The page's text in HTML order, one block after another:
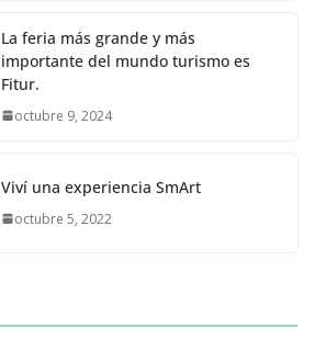
La feria más grande y más
importante del mundo turismo es
Fitur.
octubre 9, 2024
Viví una experiencia SmArt
octubre 5, 2022